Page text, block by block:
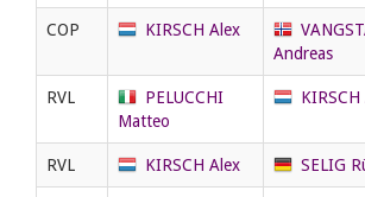
COP KIRSCH Alex
Andreas
RVL
PELUCCHI
Matteo
KIRSCH
RVL KIRSCH Alex SELIG